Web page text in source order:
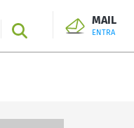
SEARCH
MAIL
ENTRA